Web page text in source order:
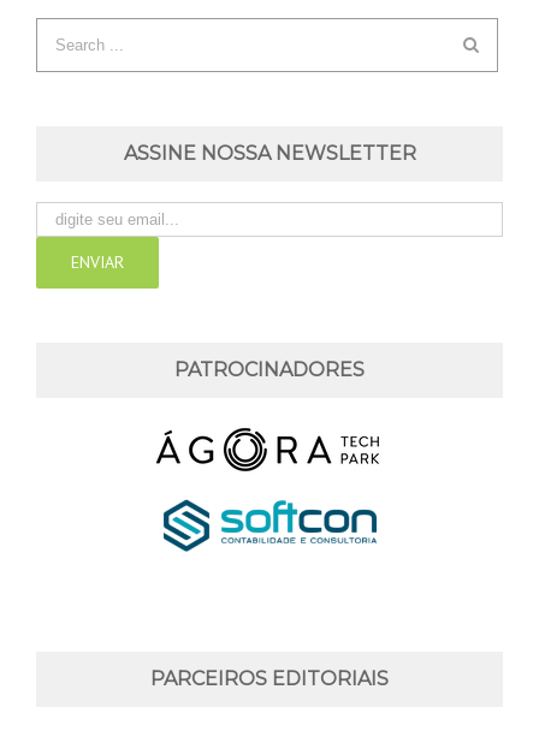
ASSINE NOSSA NEWSLETTER
PATROCINADORES
PARCEIROS EDITORIAIS